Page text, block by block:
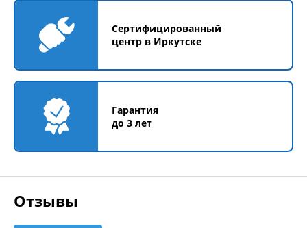
Сертифицированный
центр в Иркутске
Гарантия
до 3 лет
Отзывы